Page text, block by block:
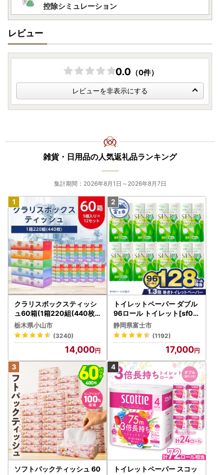
控除シミュレーション
レビュー
0.0 （0件）
レビューを非表示にする
雑貨・日用品の人気返礼品ランキング
集計期間：2026年8月1日～2026年8月7日
クラリスボックスティッシ
ュ60箱(1箱220組(440枚))
(5個入り×12セット)【配送
不可地域：離島・沖縄県】
【1256759】
栃木県小山市
(3240)
14,000
トイレットペーパー ダブル
96ロール トイレット[sf00
1-012]
静岡県富士市
(1192)
17,000
ソフトパックティッシュ 60
トイレットペーパー スコッ